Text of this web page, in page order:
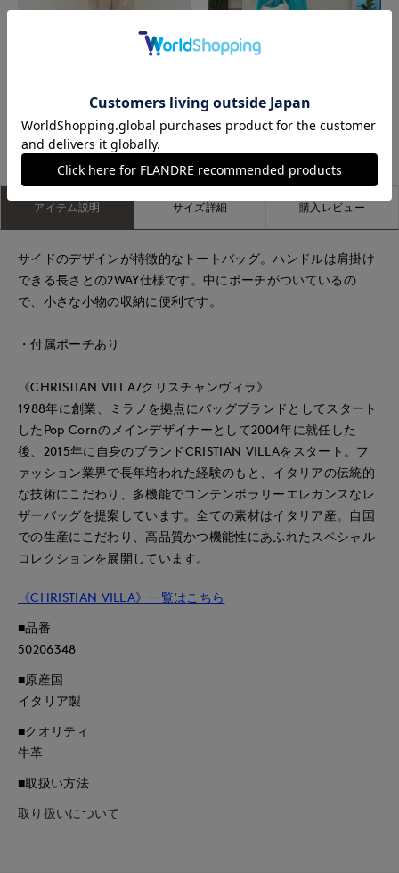
イネド三井アウトレットパーク多摩南大沢
神戸阪急SUPERIORCLOSET
アイテム説明 サイズ詳細 購入レビュー
サイドのデザインが特徴的なトートバッグ。ハンドルは肩掛け
できる長さとの2WAY仕様です。中にポーチがついているの
で、小さな小物の収納に便利です。
・付属ポーチあり
《CHRISTIAN VILLA/クリスチャンヴィラ》
1988年に創業、ミラノを拠点にバッグブランドとしてスタート
したPop Cornのメインデザイナーとして2004年に就任した
後、2015年に自身のブランドCRISTIAN VILLAをスタート。フ
ァッション業界で長年培われた経験のもと、イタリアの伝統的
な技術にこだわり、多機能でコンテンポラリーエレガンスなレ
ザーバッグを提案しています。全ての素材はイタリア産。自国
での生産にこだわり、高品質かつ機能性にあふれたスペシャル
コレクションを展開しています。
《CHRISTIAN VILLA》一覧はこちら
■品番
50206348
■原産国
イタリア製
■クオリティ
牛革
■取扱い方法
取り扱いについて